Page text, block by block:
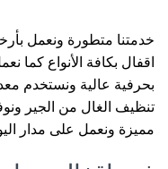
خدمتنا متطورة ونعمل
اقفال بكافة الأنواع كما
بحرفية عالية ونستخدم
تنظيف الغال من الجير
مميزة ونعمل على مدار